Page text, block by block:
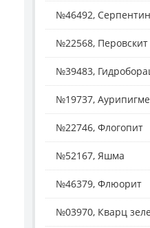
№46492, Серпентин
№22568, Перовскит
№39483,
№19737,
№22746, Флогопит
№52167, Яшма
№46379, Флюорит
№03970, Кварц